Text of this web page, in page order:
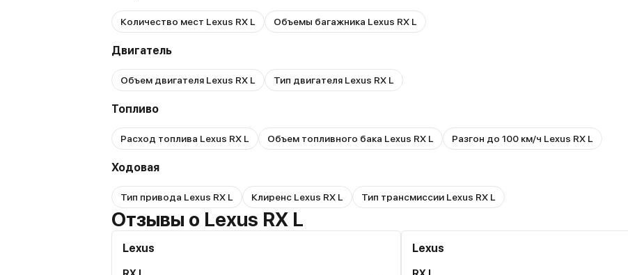
Количество мест Lexus RX L Объемы багажника Lexus RX L
Двигатель
Объем двигателя Lexus RX L Тип двигателя Lexus RX L
Топливо
Расход топлива Lexus RX L Объем топливного бака Lexus RX L Разгон до 100 км/ч Lexus RX L
Ходовая
Тип привода Lexus RX L Клиренс Lexus RX L Тип трансмиссии Lexus RX L
Отзывы о Lexus RX L
Lexus Lexus